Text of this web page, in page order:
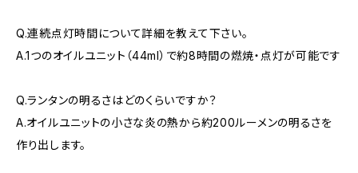
Q.連続点灯時間について詳細を教えて下さい。
A.1つのオイルユニット（44ml）で約8時間の燃焼・点灯が可能です
Q.ランタンの明るさはどのくらいですか？
A.オイルユニットの小さな炎の熱から約200ルーメンの明るさを
作り出します。